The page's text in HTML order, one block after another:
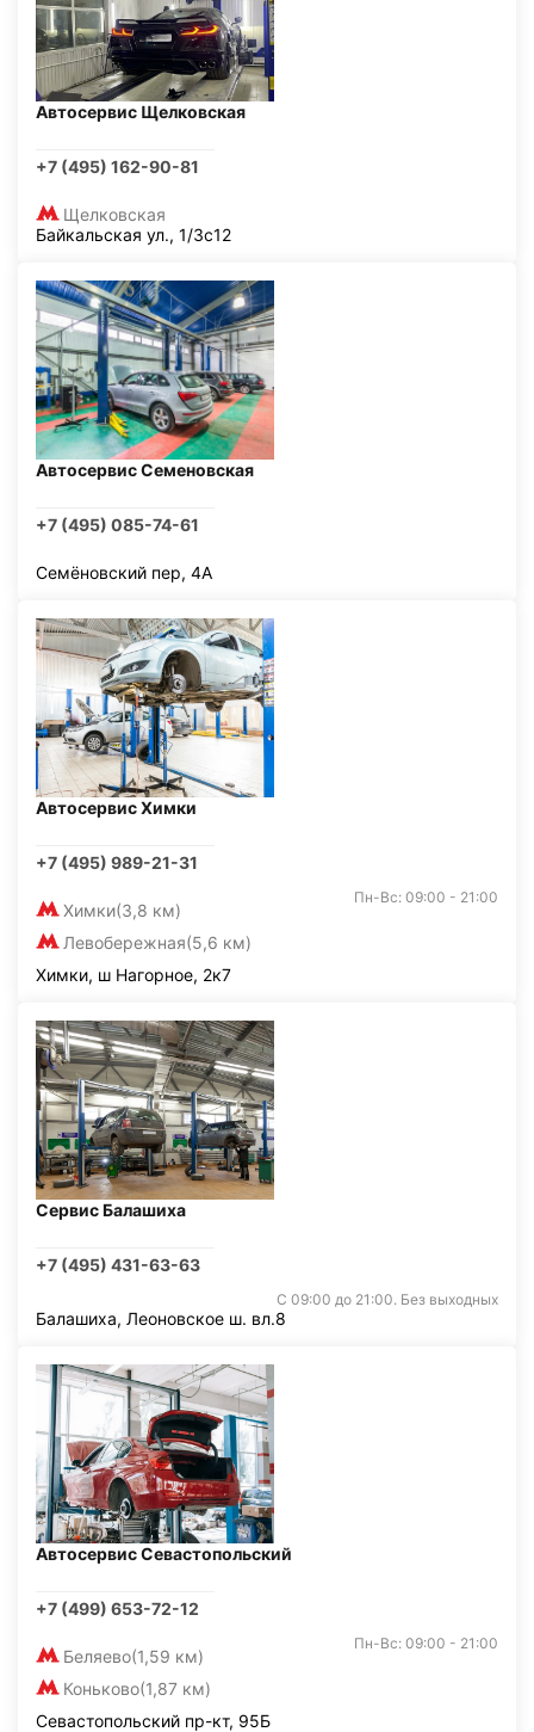
Автосервис Щелковская
+7 (495) 162-90-81
Щелковская
Байкальская ул., 1/3с12
Автосервис Семеновская
+7 (495) 085-74-61
Семёновский пер, 4А
Автосервис Химки
+7 (495) 989-21-31
Химки(3,8 км)
Левобережная(5,6 км)
Пн-Вс: 09:00 - 21:00
Химки, ш Нагорное, 2к7
Сервис Балашиха
+7 (495) 431-63-63
С 09:00 до 21:00. Без выходных
Балашиха, Леоновское ш. вл.8
Автосервис Севастопольский
+7 (499) 653-72-12
Беляево(1,59 км)
Коньково(1,87 км)
Пн-Вс: 09:00 - 21:00
Севастопольский пр-кт, 95Б